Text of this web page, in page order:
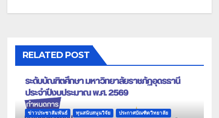
RELATED POST
ข่าวประชาสัมพันธ์ ทุนสนับสนุนวิจัย ประกาศบัณฑิตวิทยาลัย